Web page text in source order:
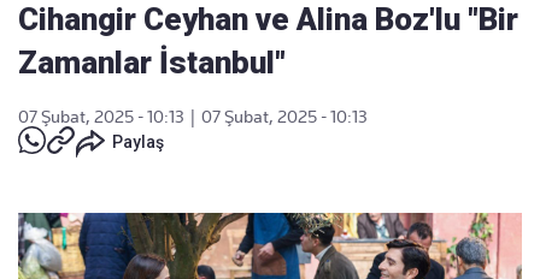
Cihangir Ceyhan ve Alina Boz'lu "Bir
Zamanlar İstanbul"
07 Şubat, 2025 - 10:13
07 Şubat, 2025 - 10:13
Paylaş